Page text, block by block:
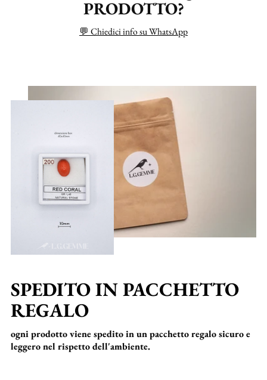
PRODOTTO?
💬 Chiedici info su WhatsApp
SPEDITO IN PACCHETTO
REGALO
ogni prodotto viene spedito in un pacchetto regalo sicuro e
leggero nel rispetto dell'ambiente.